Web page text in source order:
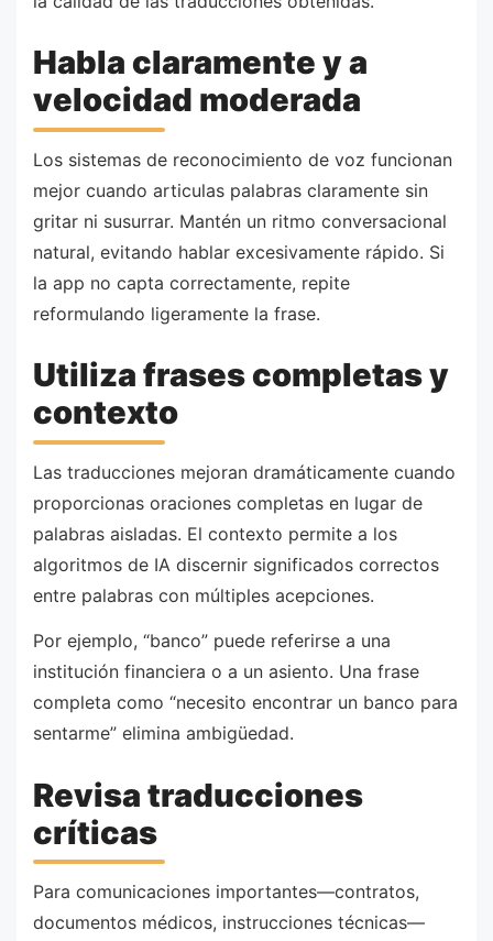
Habla claramente y a
velocidad moderada
Los sistemas de reconocimiento de voz funcionan
mejor cuando articulas palabras claramente sin
gritar ni susurrar. Mantén un ritmo conversacional
natural, evitando hablar excesivamente rápido. Si
la app no capta correctamente, repite
reformulando ligeramente la frase.
Utiliza frases completas y
contexto
Las traducciones mejoran dramáticamente cuando
proporcionas oraciones completas en lugar de
palabras aisladas. El contexto permite a los
algoritmos de IA discernir significados correctos
entre palabras con múltiples acepciones.
Por ejemplo, “banco” puede referirse a una
institución financiera o a un asiento. Una frase
completa como “necesito encontrar un banco para
sentarme” elimina ambigüedad.
Revisa traducciones
críticas
Para comunicaciones importantes—contratos,
documentos médicos, instrucciones técnicas—